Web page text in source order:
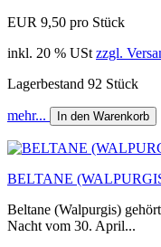
EUR 9,50 pro Stück
inkl. 20 % USt zzgl.
Lagerbestand 92 Stück
mehr... In den Warenkorb
BELTANE
Beltane (Walpurgis)
Nacht vom 30. April...